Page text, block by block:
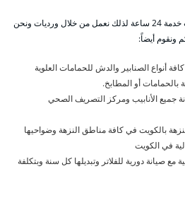
نوفر خدمة فني صحى النزهة بالكويت خدمة 24 ساعة لذلك نعمل من خلال ورديات ونحن
ونقوم أيضاً:
أنواع الصنابير والدش للحمامات العلوية
بالحمامات أو المطابخ.
الأنابيب ومركز التصريف الصحي
بالكويت في كافة مناطق النزهة وضواحيها
في الكويت
صيانة دورية للفلاتر وتبديلها كل سنة وبتكلفة